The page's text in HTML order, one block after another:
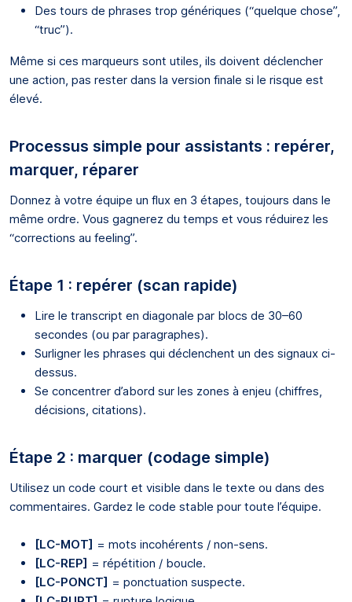
Des tours de phrases trop génériques (“quelque chose”,
“truc”).
Même si ces marqueurs sont utiles, ils doivent déclencher
une action, pas rester dans la version finale si le risque est
élevé.
Processus simple pour assistants : repérer,
marquer, réparer
Donnez à votre équipe un flux en 3 étapes, toujours dans le
même ordre. Vous gagnerez du temps et vous réduirez les
“corrections au feeling”.
Étape 1 : repérer (scan rapide)
Lire le transcript en diagonale par blocs de 30–60
secondes (ou par paragraphes).
Surligner les phrases qui déclenchent un des signaux ci-
dessus.
Se concentrer d’abord sur les zones à enjeu (chiffres,
décisions, citations).
Étape 2 : marquer (codage simple)
Utilisez un code court et visible dans le texte ou dans des
commentaires. Gardez le code stable pour toute l’équipe.
[LC-MOT] = mots incohérents / non-sens.
[LC-REP] = répétition / boucle.
[LC-PONCT] = ponctuation suspecte.